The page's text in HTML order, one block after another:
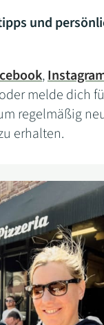
und
,
melde dich
regelmäßig
erhalten.